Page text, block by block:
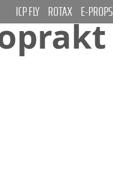
ICP FLY ROTAX E-PROPS